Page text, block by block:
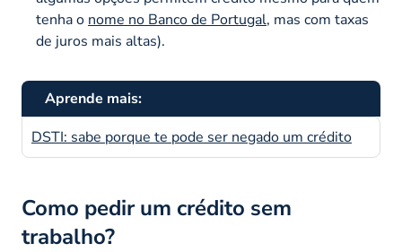
tenha o nome no Banco de Portugal, mas com taxas
de juros mais altas).
Aprende mais:
DSTI: sabe porque te pode ser negado um crédito
Como pedir um crédito sem
trabalho?